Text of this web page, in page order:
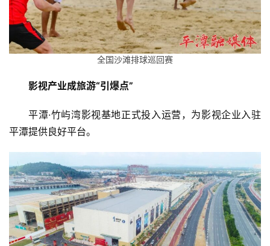
首
全国沙滩排球巡回赛
影视产业成旅游“引爆点”
平潭·竹屿湾影视基地正式投入运营，为影视企业入驻
平潭提供良好平台。